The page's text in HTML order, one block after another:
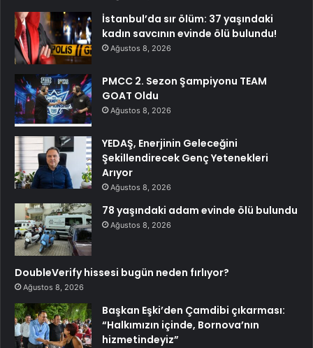
İstanbul’da sır ölüm: 37 yaşındaki
kadın savcının evinde ölü bulundu!
Ağustos 8, 2026
PMCC 2. Sezon Şampiyonu TEAM
GOAT Oldu
Ağustos 8, 2026
YEDAŞ, Enerjinin Geleceğini
Şekillendirecek Genç Yetenekleri
Arıyor
Ağustos 8, 2026
78 yaşındaki adam evinde ölü bulundu
Ağustos 8, 2026
DoubleVerify hissesi bugün neden fırlıyor?
Ağustos 8, 2026
Başkan Eşki’den Çamdibi çıkarması:
“Halkımızın içinde, Bornova’nın
hizmetindeyiz”